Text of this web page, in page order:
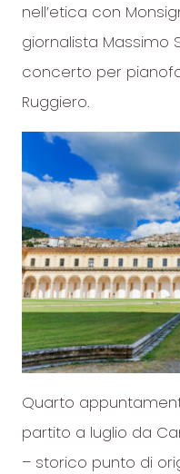
nell’etica con
giornalista Massimo
concerto per
Ruggiero.
Quarto
partito a luglio da
– storico punto di